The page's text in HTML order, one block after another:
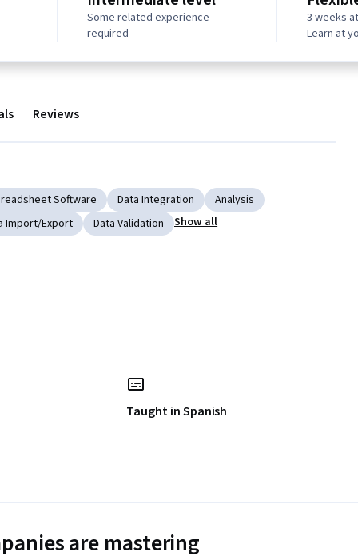
Some related experience
required
3 weeks
Learn at
Reviews
Software Data Integration
Analysis
Import/Export Data Validation Show all
Taught in Spanish
are mastering